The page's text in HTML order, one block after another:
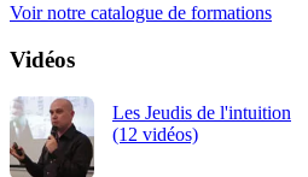
Voir notre catalogue de formations
Vidéos
Les Jeudis de l'intuition
(12 vidéos)